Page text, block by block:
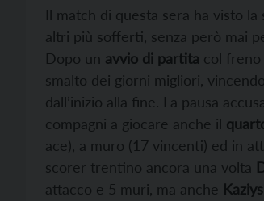
Il match di questa sera ha visto
altri più sofferti, senza però mai
Dopo un avvio di partita col
smalto dei giorni migliori,
dall’inizio alla fine. La pausa
compagni a giocare anche il
ace), a muro (17 vincenti) ed in
scorer trentino ancora una volta
attacco e 5 muri, ma anche